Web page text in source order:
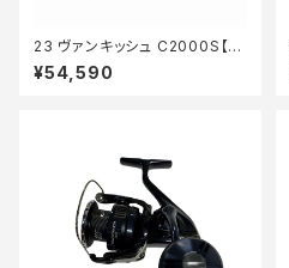
23 ヴァンキッシュ C2000S【中
古品】
¥54,590